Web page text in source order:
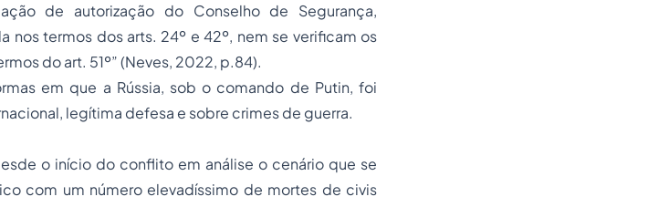
de autorização do Conselho de Segurança,
nos termos dos arts. 24º e 42º, nem se verificam os
do art. 51º” (Neves, 2022, p.84).
em que a Rússia, sob o comando de Putin, foi
legítima defesa e sobre crimes de guerra.
o início do conflito em análise o cenário que se
com um número elevadíssimo de mortes de civis